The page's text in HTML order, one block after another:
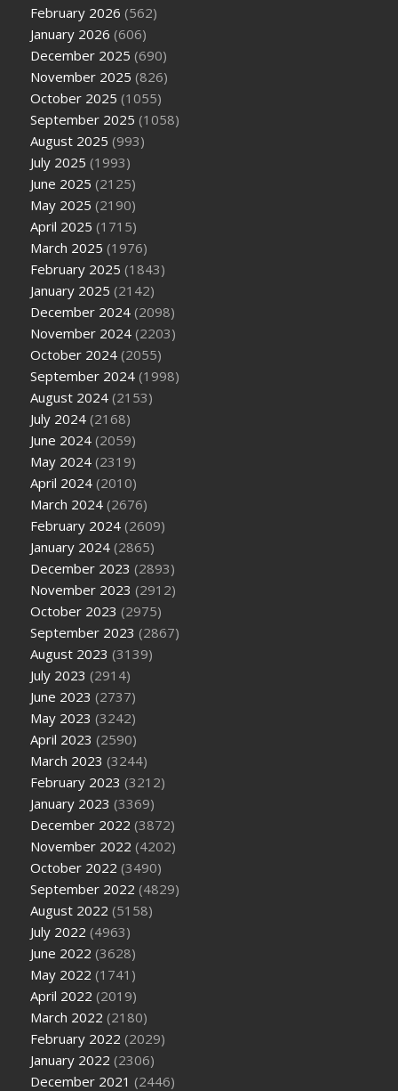
February 2026 (562)
January 2026 (606)
December 2025 (690)
November 2025 (826)
October 2025 (1055)
September 2025 (1058)
August 2025 (993)
July 2025 (1993)
June 2025 (2125)
May 2025 (2190)
April 2025 (1715)
March 2025 (1976)
February 2025 (1843)
January 2025 (2142)
December 2024 (2098)
November 2024 (2203)
October 2024 (2055)
September 2024 (1998)
August 2024 (2153)
July 2024 (2168)
June 2024 (2059)
May 2024 (2319)
April 2024 (2010)
March 2024 (2676)
February 2024 (2609)
January 2024 (2865)
December 2023 (2893)
November 2023 (2912)
October 2023 (2975)
September 2023 (2867)
August 2023 (3139)
July 2023 (2914)
June 2023 (2737)
May 2023 (3242)
April 2023 (2590)
March 2023 (3244)
February 2023 (3212)
January 2023 (3369)
December 2022 (3872)
November 2022 (4202)
October 2022 (3490)
September 2022 (4829)
August 2022 (5158)
July 2022 (4963)
June 2022 (3628)
May 2022 (1741)
April 2022 (2019)
March 2022 (2180)
February 2022 (2029)
January 2022 (2306)
December 2021 (2446)